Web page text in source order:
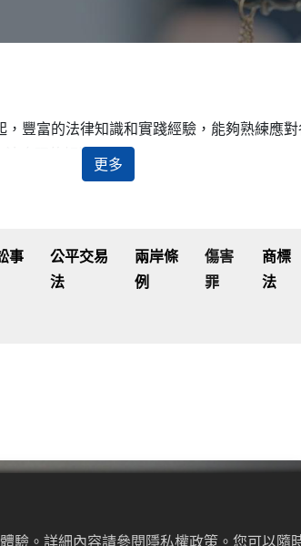
豐富的法律知識和實踐經驗，能夠熟練應
法合理的解決方案。
等。黃建閔律師能夠清晰表達法律觀點並
更多
事
公平交易
法
兩岸條
例
傷害
罪
商標
法
。詳細內容請參閱隱私權政策。您可以隨